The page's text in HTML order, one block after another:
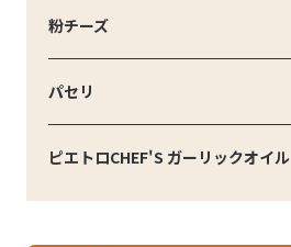
粉チーズ
パセリ
ピエトロCHEF'S ガーリックオイル